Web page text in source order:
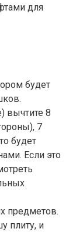
для
будет
вычтите 8
7
будет
Если это
предметов.
плиту, и